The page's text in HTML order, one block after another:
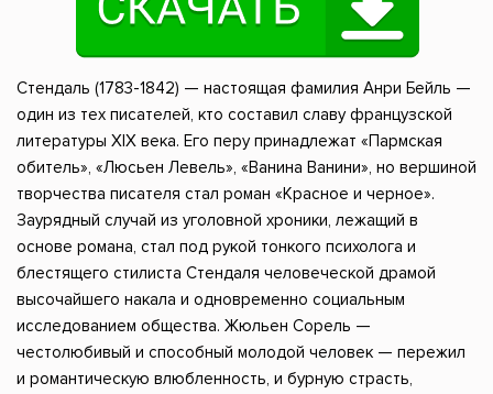
Стендаль (1783-1842) — настоящая фамилия Анри Бейль —
один из тех писателей, кто составил славу французской
литературы XIX века. Его перу принадлежат «Пармская
обитель», «Люсьен Левель», «Ванина Ванини», но вершиной
творчества писателя стал роман «Красное и черное».
Заурядный случай из уголовной хроники, лежащий в
основе романа, стал под рукой тонкого психолога и
блестящего стилиста Стендаля человеческой драмой
высочайшего накала и одновременно социальным
исследованием общества. Жюльен Сорель —
честолюбивый и способный молодой человек — пережил
и романтическую влюбленность, и бурную страсть,